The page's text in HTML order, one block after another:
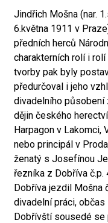
Jindřich Mošna (nar.
6.května 1911 v
předních herců
charakterních rolí i
tvorby pak byly
předurčoval i jeho
divadelního působení
dějin českého
Harpagon v Lakomci,
nebo principál v
ženatý s Josefínou
řezníka z Dobříva č.p.
Dobříva jezdil Mošna
divadelní práci,
Dobřívští sousedé se